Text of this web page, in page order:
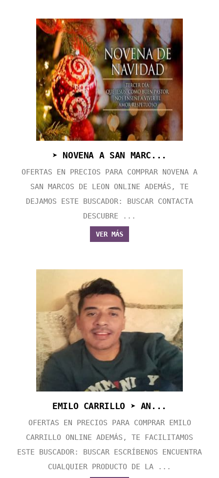
➤ NOVENA A SAN MARC...
OFERTAS EN PRECIOS PARA COMPRAR NOVENA A
SAN MARCOS DE LEON ONLINE ADEMÁS, TE
DEJAMOS ESTE BUSCADOR: BUSCAR CONTACTA
DESCUBRE ...
VER MÁS
EMILO CARRILLO ➤ AN...
OFERTAS EN PRECIOS PARA COMPRAR EMILO
CARRILLO ONLINE ADEMÁS, TE FACILITAMOS
ESTE BUSCADOR: BUSCAR ESCRÍBENOS ENCUENTRA
CUALQUIER PRODUCTO DE LA ...